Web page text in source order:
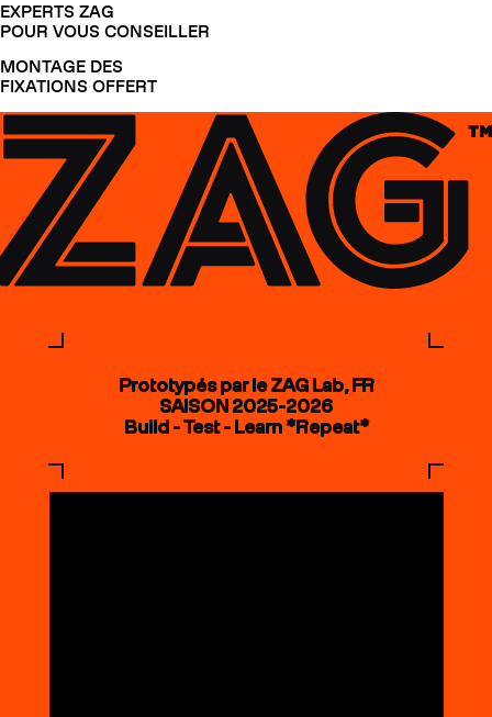
EXPERTS ZAG
POUR VOUS CONSEILLER
MONTAGE DES
FIXATIONS OFFERT
Prototypés par le ZAG Lab, FR
SAISON 2025-2026
Build - Test - Learn *Repeat*